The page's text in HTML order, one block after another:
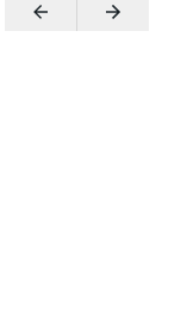
PrécédentSuivant